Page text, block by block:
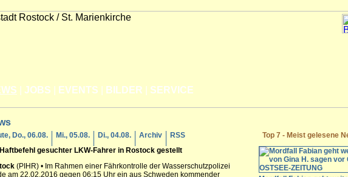
JOBS EVENTS BILDER SERVICE
Top 7 - Meist gelesene
Do., 06.08. Mi., 05.08. Di., 04.08. Archiv
RSS
gesuchter LKW-Fahrer in Rostock gestellt
(PIHR) • Im Rahmen einer Fährkontrolle der Wasserschutzpolizei
am 22.02.2016 gegen 06:15 Uhr ein aus Schweden kommender